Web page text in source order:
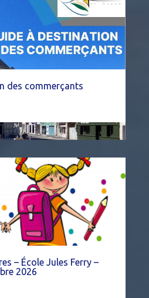
des commerçants
– École Jules Ferry –
2026